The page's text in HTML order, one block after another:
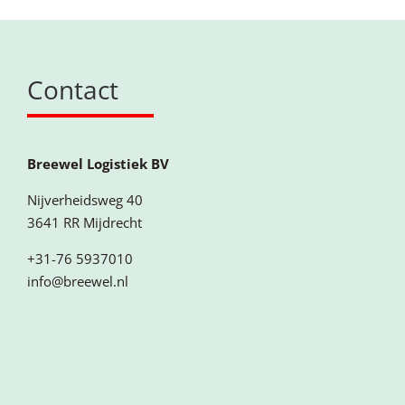
Contact
Breewel Logistiek BV
Nijverheidsweg 40
3641 RR Mijdrecht
+31-76 5937010
info@breewel.nl